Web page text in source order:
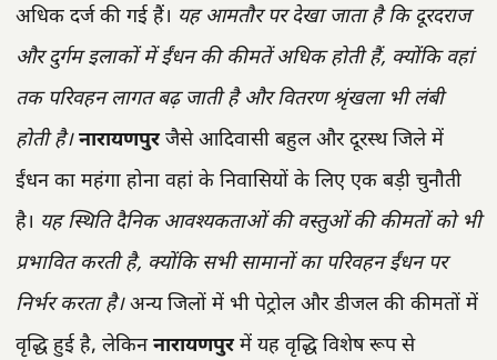
अधिक दर्ज की गई हैं। यह आमतौर पर देखा जाता है कि दूरदराज
और दुर्गम इलाकों में ईंधन की कीमतें अधिक होती हैं, क्योंकि वहां
तक परिवहन लागत बढ़ जाती है और वितरण श्रृंखला भी लंबी
होती है। नारायणपुरजैसे आदिवासी बहुल और दूरस्थ जिले में
ईंधन का महंगा होना वहां के निवासियों के लिए एक बड़ी चुनौती
है। यह स्थिति दैनिक आवश्यकताओं की वस्तुओं की कीमतों को भी
प्रभावित करती है, क्योंकि सभी सामानों का परिवहन ईंधन पर
निर्भर करता है।अन्य जिलों में भी पेट्रोल और डीजल की कीमतों में
वृद्धि हुई है, लेकिननारायणपुरमें यह वृद्धि विशेष रूप से